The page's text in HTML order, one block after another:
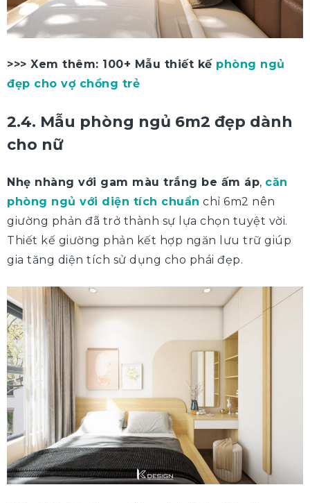
>>> Xem thêm: 100+ Mẫu thiết kế phòng ngủ
đẹp cho vợ chồng trẻ
2.4. Mẫu phòng ngủ 6m2 đẹp dành
cho nữ
Nhẹ nhàng với gam màu trắng be ấm áp, căn
phòng ngủ với diện tích chuẩn chỉ 6m2 nên
giường phản đã trở thành sự lựa chọn tuyệt vời.
Thiết kế giường phản kết hợp ngăn lưu trữ giúp
gia tăng diện tích sử dụng cho phái đẹp.